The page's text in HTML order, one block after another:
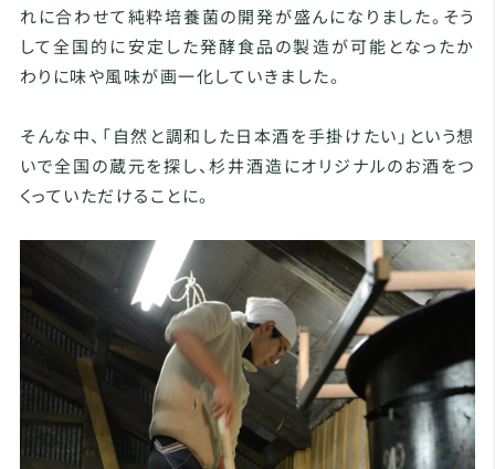
れに合わせて純粋培養菌の開発が盛んになりました。そう
して全国的に安定した発酵食品の製造が可能となったか
わりに味や風味が画一化していきました。
そんな中、「自然と調和した日本酒を手掛けたい」という想
いで全国の蔵元を探し、杉井酒造にオリジナルのお酒をつ
くっていただけることに。